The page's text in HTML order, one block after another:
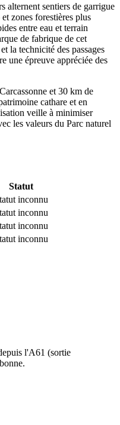
alternent sentiers de garrigue
zones forestières plus
entre eau et terrain
de fabrique de cet
la technicité des passages
une épreuve appréciée des
et 30 km de
cathare et en
veille à minimiser
les valeurs du Parc naturel
Statut
inconnu
inconnu
inconnu
inconnu
l'A61 (sortie